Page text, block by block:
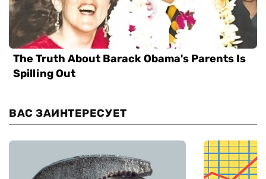
ВАС ЗАИНТЕРЕСУЕТ